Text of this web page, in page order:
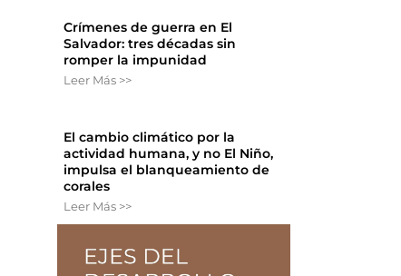
Crímenes de guerra en El
Salvador: tres décadas sin
romper la impunidad
Leer Más >>
El cambio climático por la
actividad humana, y no El Niño,
impulsa el blanqueamiento de
corales
Leer Más >>